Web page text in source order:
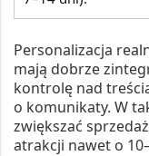
Personalizacja
mają dobrze
kontrolę nad
o komunikaty. W
zwiększać
atrakcji nawet o